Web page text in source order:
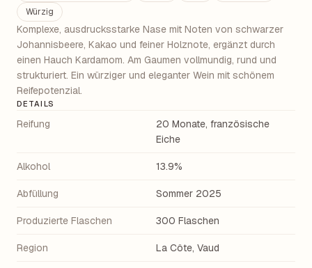
Würzig
Komplexe, ausdrucksstarke Nase mit Noten von schwarzer
Johannisbeere, Kakao und feiner Holznote, ergänzt durch
einen Hauch Kardamom. Am Gaumen vollmundig, rund und
strukturiert. Ein würziger und eleganter Wein mit schönem
Reifepotenzial.
DETAILS
Reifung
20 Monate, französische
Eiche
Alkohol 13.9%
Abfüllung Sommer 2025
Produzierte Flaschen 300 Flaschen
Region La Côte, Vaud